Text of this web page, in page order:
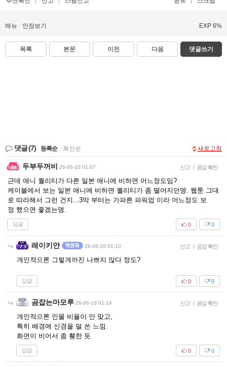
메뉴 인장보기 EXP 6%
목록 본문 이전 다음 댓글쓰기
댓글(7) 등록순 최신순 새로고침
두부두꺼비 26-06-10 01:07 신고 공감 확인
근데 애니 퀄리티가 다른 일본 애니에 비하면 어느정도임?
케이블에서 보는 일본 애니에 비하면 퀄리티가 좀 떨어지던뎅. 웹툰 그대
로 따라해서 그런 건지...3막 부터는 가파른 파워업 이라 어느정도 보
정 했으면 좋겠는뎅.
답글 0
0
레이키얀 26-06-10 01:10 신고 공감 확인
개인적으론 그렇게까진 나쁘지 않다 정도?
답글 0
0
곰잡는마모루 26-06-10 01:14 신고 공감 확인
개인적으론 인물 비율이 안 맞고,
특히 배경에 신경을 덜 쓴 느낌.
화면이 비어서 좀 휑한 듯
답글 0
0